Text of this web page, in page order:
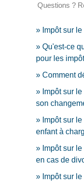
Questions ?
Impôt sur
Qu'est-ce
pour les
Comment
Impôt sur
son
Impôt sur
enfant à
Impôt sur
en cas de
Impôt sur